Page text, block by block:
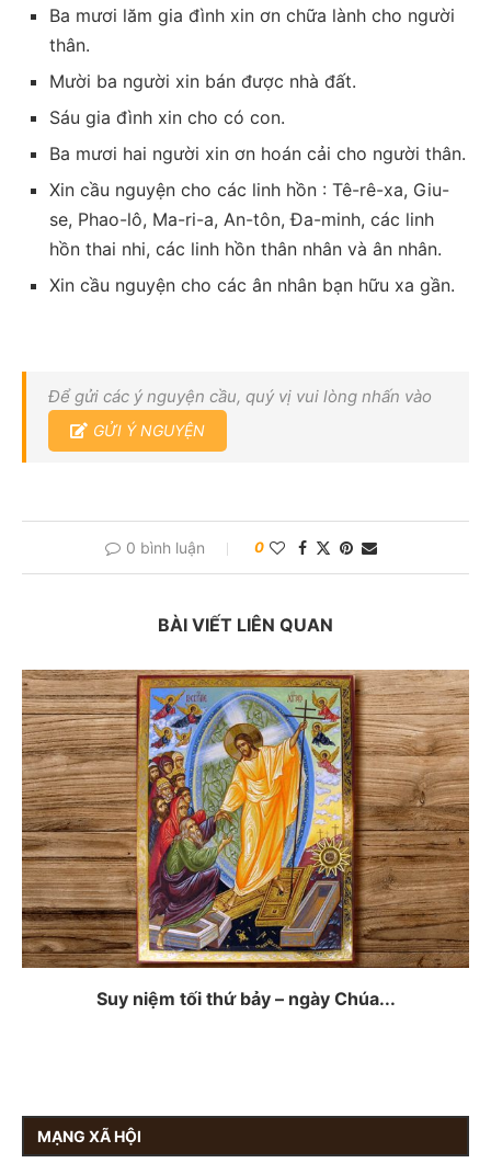
Ba mươi lăm gia đình xin ơn chữa lành cho người
thân.
Mười ba người xin bán được nhà đất.
Sáu gia đình xin cho có con.
Ba mươi hai người xin ơn hoán cải cho người thân.
Xin cầu nguyện cho các linh hồn : Tê-rê-xa, Giu-
se, Phao-lô, Ma-ri-a, An-tôn, Đa-minh, các linh
hồn thai nhi, các linh hồn thân nhân và ân nhân.
Xin cầu nguyện cho các ân nhân bạn hữu xa gần.
Để gửi các ý nguyện cầu, quý vị vui lòng nhấn vào
GỬI Ý NGUYỆN
0 bình luận 0
BÀI VIẾT LIÊN QUAN
Suy niệm tối thứ bảy – ngày Chúa...
MẠNG XÃ HỘI